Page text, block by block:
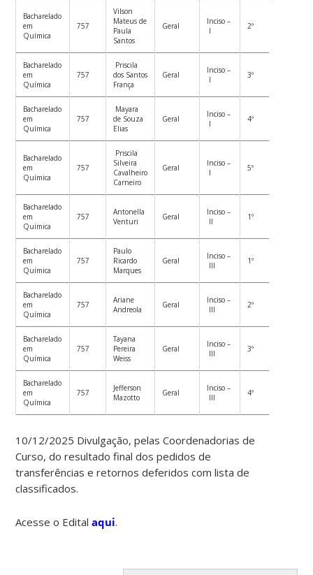
Bacharelado
em
Química
757
Vilson
Mateus de
Paula
Santos
Geral
Inciso –
I
2º
Bacharelado
em
Química
757
Priscila
dos Santos
França
Geral
Inciso –
I
3º
Bacharelado
em
Química
757
Mayara
de Souza
Elias
Geral
Inciso –
I
4º
Bacharelado
em
Química
757
Priscila
Silveira
Cavalheiro
Carneiro
Geral
Inciso –
I
5º
Bacharelado
em
Química
757
Antonella
Venturi
Geral
Inciso –
II
1º
Bacharelado
em
Química
757
Paulo
Ricardo
Marques
Geral
Inciso –
III
1º
Bacharelado
em
Química
757
Ariane
Andreola
Geral
Inciso –
III
2º
Bacharelado
em
Química
757
Tayana
Pereira
Weiss
Geral
Inciso –
III
3º
Bacharelado
em
Química
757
Jefferson
Mazotto
Geral
Inciso –
III
4º
10/12/2025 Divulgação, pelas Coordenadorias de
Curso, do resultado final dos pedidos de
transferências e retornos deferidos com lista de
classificados.
Acesse o Editalaqui.